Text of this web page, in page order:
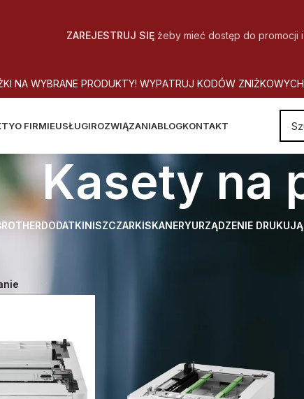
ZAREJESTRUJ SIĘżeby mieć dostęp do promocji i
KI NA WYBRANE PRODUKTY! WYPATRUJ KODÓW ZNIŻKOWYCH
O FIRMIEUSŁUGIROZWIĄZANIABLOGKONTAKT
Kasety na
DODATKINISZCZARKISKANERYURZĄDZENIE